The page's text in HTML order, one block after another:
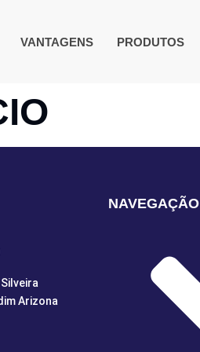
VANTAGENS PRODUTOS
Arizona
NAVEGAÇÃO